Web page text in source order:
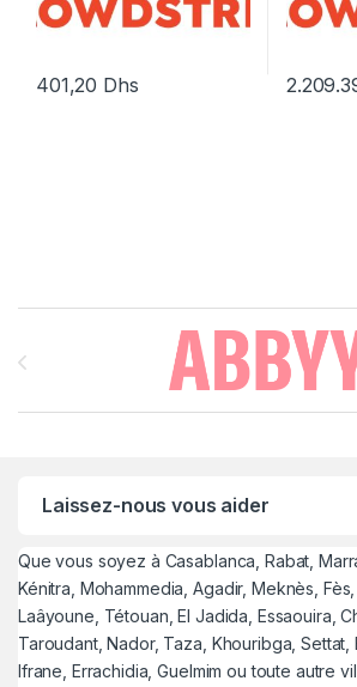
401,20 Dhs
Brands Carousel
Laissez-nous vous aider
Que vous soyez à Casablanca, Rabat,
Kénitra, Mohammedia, Agadir, Meknès, Fès,
Laâyoune, Tétouan, El Jadida, Essaouira,
Taroudant, Nador, Taza, Khouribga, Settat,
Ifrane, Errachidia, Guelmim ou toute autre